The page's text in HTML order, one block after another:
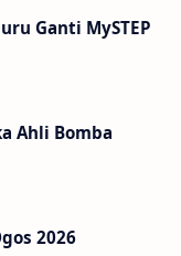
Ganti MySTEP
Ahli Bomba
2026